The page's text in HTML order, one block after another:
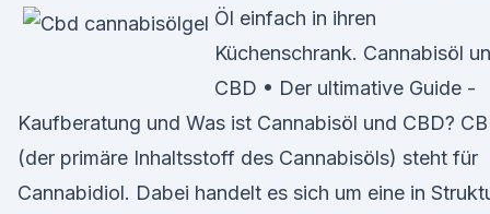
Öl einfach in ihren
Küchenschrank. Cannabisöl
CBD • Der ultimative Guide -
Kaufberatung und Was ist Cannabisöl und CBD?
(der primäre Inhaltsstoff des Cannabisöls) steht für
Cannabidiol. Dabei handelt es sich um eine in